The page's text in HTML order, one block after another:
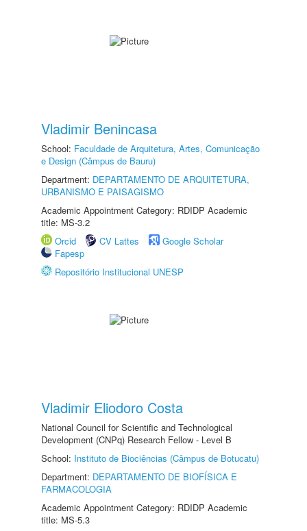
Vladimir Benincasa
School: Faculdade de Arquitetura, Artes, Comunicação
e Design (Câmpus de Bauru)
Department: DEPARTAMENTO DE ARQUITETURA,
URBANISMO E PAISAGISMO
Academic Appointment Category: RDIDP Academic
title: MS-3.2
Orcid
CV Lattes
Google Scholar
Fapesp
Repositório Institucional UNESP
Vladimir Eliodoro Costa
National Council for Scientific and Technological
Development (CNPq) Research Fellow - Level B
School: Instituto de Biociências (Câmpus de Botucatu)
Department: DEPARTAMENTO DE BIOFÍSICA E
FARMACOLOGIA
Academic Appointment Category: RDIDP Academic
title: MS-5.3